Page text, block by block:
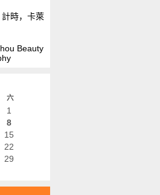
時，卡萊
Beauty
六
1
8
15
22
29